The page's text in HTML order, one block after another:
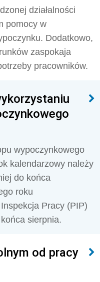
działalności
pomocy w
Dodatkowo,
zaspokaja
pracowników.
wypoczynkowego
kalendarzowy należy
do końca
roku
Pracy (PIP)
sierpnia.
od pracy